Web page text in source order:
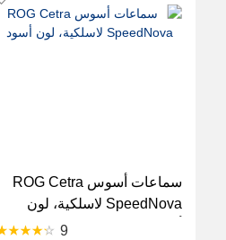
سماعات أسوس ROG Cetra
SpeedNova لاسلكية، لون
9